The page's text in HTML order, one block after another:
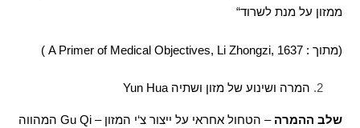
ממזון על מנת לשרוד“
(מתוך : A Primer of Medical Objectives, Li Zhongzi, 1637 )
המרה ושינוע של מזון ושתיהYun Hua
שלב ההמרה – הטחול אחראי על ייצור צ‘י המזון– Gu Qi
המהווה